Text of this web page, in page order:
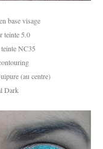
base visage
teinte 5.0
NC35
(au centre)
Dark